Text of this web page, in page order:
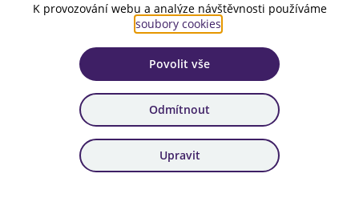
od 7. 6. 2024
5. výzva, 6. výzva, 7. výzva, 8. výzva, 9. výzva, 10. výzva
Stáhnout dokument
K provozování webu a analýze návštěvnosti používáme
soubory cookies
Povolit vše
Odmítnout
Upravit